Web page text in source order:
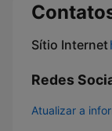
Sítio Internet
Redes
Atualizar a